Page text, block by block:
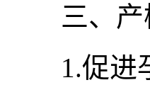
三、产检
1.促进孕